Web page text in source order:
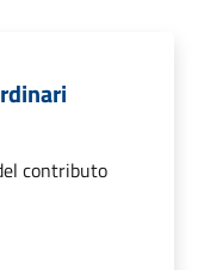
contributo